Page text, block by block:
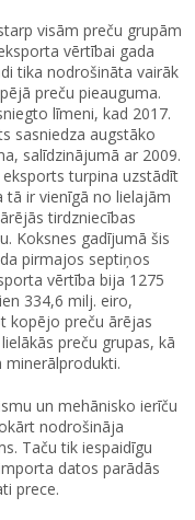
visām preču grupām
vērtībai gada
tika nodrošināta vairāk
preču pieauguma.
līmeni, kad 2017.
sasniedza augstāko
salīdzinājumā ar 2009.
turpina uzstādīt
tā ir vienīgā no lielajām
tirdzniecības
Koksnes gadījumā šis
pirmajos septiņos
vērtība bija 1275
334,6 milj. eiro,
kopējo preču ārējas
preču grupas, kā
minerālprodukti.
un mehānisko ierīču
nodrošināja
Taču tik iespaidīgu
datos parādās
prece.